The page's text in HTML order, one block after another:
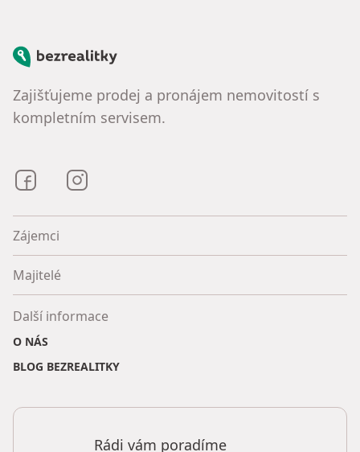
Bezrealitky
Zajišťujeme prodej a pronájem nemovitostí s
kompletním servisem.
Bezrealitky na Facebooku
Zájemci
Majitelé
Další informace
O NÁS
BLOG BEZREALITKY
Rádi vám poradíme